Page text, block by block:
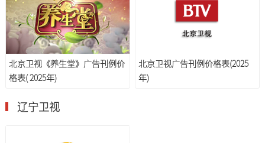
北京卫视《养生堂》广告刊例价
格表( 2025年)
北京卫视广告刊例价格表(2025
年)
辽宁卫视